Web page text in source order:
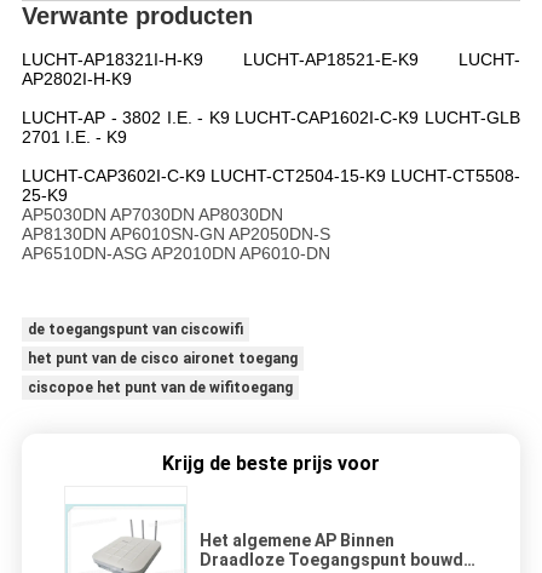
Verwante producten
LUCHT-AP18321I-H-K9 LUCHT-AP18521-E-K9 LUCHT-
AP2802I-H-K9
LUCHT-AP - 3802 I.E. - K9 LUCHT-CAP1602I-C-K9 LUCHT-GLB
2701 I.E. - K9
LUCHT-CAP3602I-C-K9 LUCHT-CT2504-15-K9 LUCHT-CT5508-
25-K9
AP5030DN AP7030DN AP8030DN
AP8130DN AP6010SN-GN AP2050DN-S
AP6510DN-ASG AP2010DN AP6010-DN
de toegangspunt van ciscowifi
het punt van de cisco aironet toegang
ciscopoe het punt van de wifitoegang
Krijg de beste prijs voor
Het algemene AP Binnen
Draadloze Toegangspunt bouwde